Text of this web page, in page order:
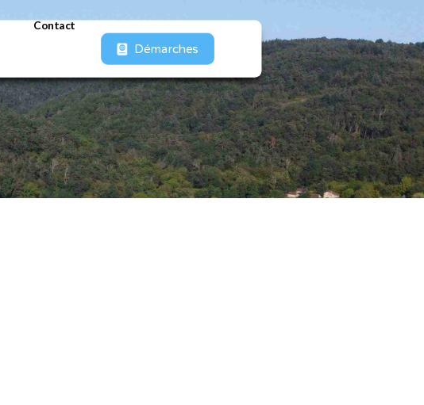
Contact
Démarches